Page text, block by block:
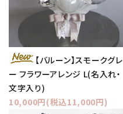
【バルーン】スモークグレ
ー フラワーアレンジ L(名入れ・
文字入り)
10,000円(税込11,000円)